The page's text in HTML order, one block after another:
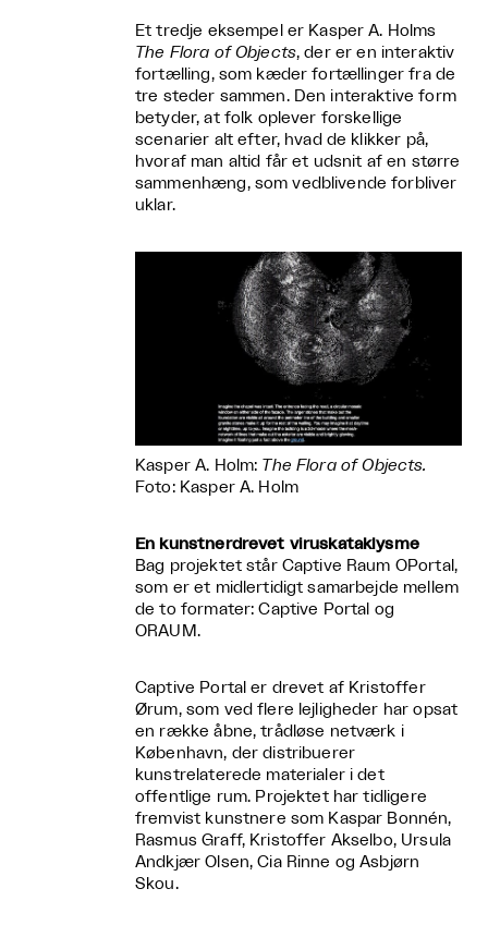
Et tredje eksempel er Kasper A. Holms
The Flora of Objects, der er en interaktiv
fortælling, som kæder fortællinger fra de
tre steder sammen. Den interaktive form
betyder, at folk oplever forskellige
scenarier alt efter, hvad de klikker på,
hvoraf man altid får et udsnit af en større
sammenhæng, som vedblivende forbliver
uklar.
Kasper A. Holm: The Flora of Objects.
Foto: Kasper A. Holm
En kunstnerdrevet viruskataklysme
Bag projektet står Captive Raum OPortal,
som er et midlertidigt samarbejde mellem
de to formater: Captive Portal og
ORAUM.
Captive Portal er drevet af Kristoffer
Ørum, som ved flere lejligheder har opsat
en række åbne, trådløse netværk i
København, der distribuerer
kunstrelaterede materialer i det
offentlige rum. Projektet har tidligere
fremvist kunstnere som Kaspar Bonnén,
Rasmus Graff, Kristoffer Akselbo, Ursula
Andkjær Olsen, Cia Rinne og Asbjørn
Skou.